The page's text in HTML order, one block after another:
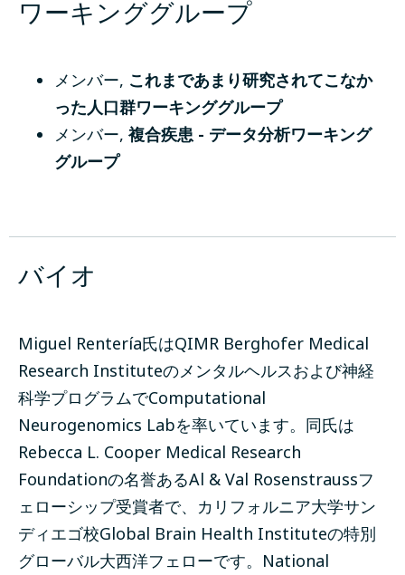
ワーキンググループ
メンバー, これまであまり研究されてこなか
った人口群ワーキンググループ
メンバー, 複合疾患 - データ分析ワーキング
グループ
バイオ
Miguel Rentería氏はQIMR Berghofer Medical
Research Instituteのメンタルヘルスおよび神経
科学プログラムでComputational
Neurogenomics Labを率いています。同氏は
Rebecca L. Cooper Medical Research
Foundationの名誉あるAl & Val Rosenstraussフ
ェローシップ受賞者で、カリフォルニア大学サン
ディエゴ校Global Brain Health Instituteの特別
グローバル大西洋フェローです。National